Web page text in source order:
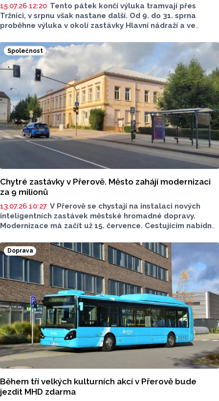
15.07.26 12:20 Tento pátek končí výluka tramvají přes
Tržnici, v srpnu však nastane další. Od 9. do 31. sprna
proběhne výluka v okolí zastávky Hlavní nádraží a ve
nádráží a Pavlovičky kvůli výměnám vyhybek. Podobronosti
k výluce sdělila pro Report tisková mluvčí Dopravního
podniku města Olomouc (DPMO) Anna Sýkorová.
Společnost
Chytré zastávky v Přerově. Město zahájí modernizaci
za 9 milionů
13.07.26 10:27 V Přerově se chystají na instalaci nových
inteligentních zastávek městské hromadné dopravy.
Modernizace má začít už 15. července. Cestujícím nabídne
informacemi o spojích. Projekt má stát více než 9 milionů,
dotkne se celkem 16 zastávek.
Doprava
Během tří velkých kulturních akcí v Přerově bude
jezdit MHD zdarma